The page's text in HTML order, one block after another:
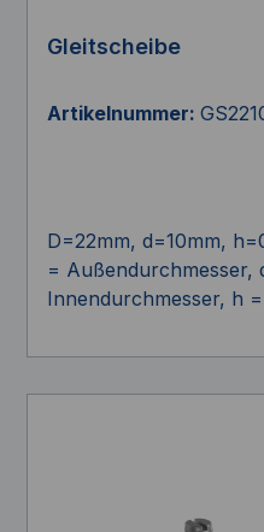
Gleitscheibe
Artikelnummer:
D=22mm, d=10mm,
= Außendurchmesser,
Innendurchmesser, h